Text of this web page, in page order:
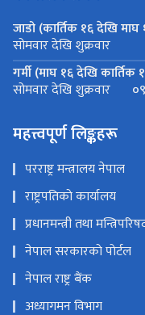
जाडो (कार्तिक १६ देखि
सोमवार देखि शुक्रवार
गर्मी (माघ १६ देखि कार्तिक
सोमवार देखि शुक्रवार
महत्त्वपूर्ण लिङ्कहरू
परराष्ट्र मन्त्रालय नेपाल
राष्ट्रपतिकाे कार्यालय
प्रधानमन्त्री तथा
नेपाल सरकारकाे पाेर्टल
नेपाल राष्ट्र बैंक
अध्यागमन विभाग